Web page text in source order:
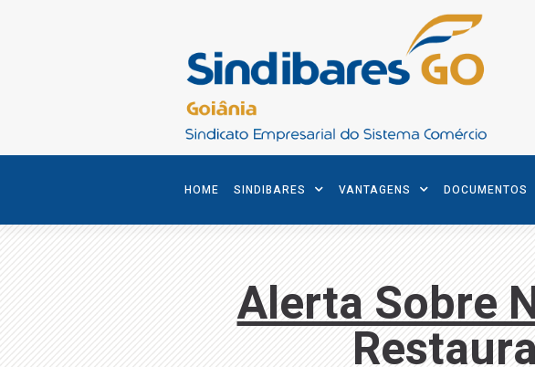
HOME SINDIBARES VANTAGENS DOCUMENTOS
Alerta Sobre